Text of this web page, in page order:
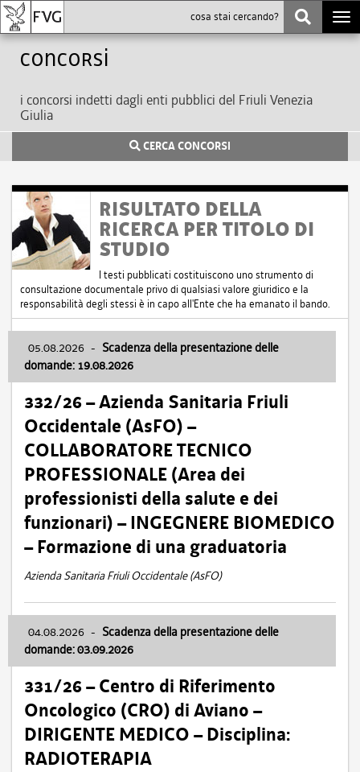
Concorsi
i concorsi indetti dagli enti pubblici del Friuli Venezia
Giulia
CERCA CONCORSI
RISULTATO DELLA
RICERCA PER TITOLO DI
STUDIO
I testi pubblicati costituiscono uno strumento di
consultazione documentale privo di qualsiasi valore giuridico e la
responsabilità degli stessi è in capo all'Ente che ha emanato il bando.
05.08.2026 - Scadenza della presentazione delle
domande: 19.08.2026
332/26 – Azienda Sanitaria Friuli
Occidentale (AsFO) –
COLLABORATORE TECNICO
PROFESSIONALE (Area dei
professionisti della salute e dei
funzionari) – INGEGNERE BIOMEDICO
– Formazione di una graduatoria
Azienda Sanitaria Friuli Occidentale (AsFO)
04.08.2026 - Scadenza della presentazione delle
domande: 03.09.2026
331/26 – Centro di Riferimento
Oncologico (CRO) di Aviano –
DIRIGENTE MEDICO – Disciplina:
RADIOTERAPIA